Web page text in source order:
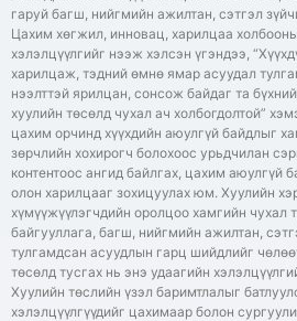
гаруй багш, нийгмийн ажилтан, сэтгэл
Цахим хөгжил, инновац, харилцаа
хэлэлцүүлгийг нээж хэлсэн үгэндээ,
харилцаж, тэдний өмнө ямар асуудал
нээлттэй ярилцан, сонсож байдаг та
хуулийн төсөлд чухал ач холбогдолтой”
цахим орчинд хүүхдийн аюулгүй байдлыг
зөрчлийн хохирогч болохоос урьдчилан
контентоос ангид байлгах, цахим аюулгүй
олон харилцааг зохицуулах юм. Хуулийн
хүмүүжүүлэгчдийн оролцоо хамгийн чухал
байгууллага, багш, нийгмийн ажилтан,
тулгамдсан асуудлын гарц шийдлийг
төсөлд тусгах нь энэ удаагийн
Хуулийн төслийн үзэл баримтлалыг
хэлэлцүүлгүүдийг цахимаар болон